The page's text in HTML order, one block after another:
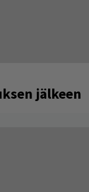
jälkeen